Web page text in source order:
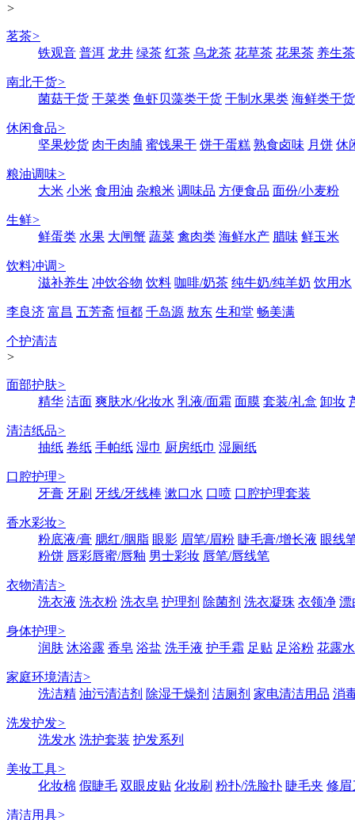
>
茗茶>
铁观音 普洱 龙井 绿茶 红茶 乌龙茶 花草茶 花果茶 养生茶
南北干货>
菌菇干货 干菜类 鱼虾贝藻类干货 干制水果类 海鲜类干货
休闲食品>
坚果炒货 肉干肉脯 蜜饯果干 饼干蛋糕 熟食卤味 月饼 休
粮油调味>
大米 小米 食用油 杂粮米 调味品 方便食品 面份/小麦粉
生鲜>
鲜蛋类 水果 大闸蟹 蔬菜 禽肉类 海鲜水产 腊味 鲜玉米
饮料冲调>
滋补养生 冲饮谷物 饮料 咖啡/奶茶 纯牛奶/纯羊奶 饮用水
李良济 富昌 五芳斋 恒都 千岛源 敖东 生和堂 畅美满
个护清洁
>
面部护肤>
精华 洁面 爽肤水/化妆水 乳液/面霜 面膜 套装/礼盒 卸妆
清洁纸品>
抽纸 卷纸 手帕纸 湿巾 厨房纸巾 湿厕纸
口腔护理>
牙膏 牙刷 牙线/牙线棒 漱口水 口喷 口腔护理套装
香水彩妆>
粉底液/膏 腮红/胭脂 眼影 眉笔/眉粉 睫毛膏/增长液 眼线
粉饼 唇彩唇蜜/唇釉 男士彩妆 唇笔/唇线笔
衣物清洁>
洗衣液 洗衣粉 洗衣皂 护理剂 除菌剂 洗衣凝珠 衣领净 漂
身体护理>
润肤 沐浴露 香皂 浴盐 洗手液 护手霜 足贴 足浴粉 花露水
家庭环境清洁>
洗洁精 油污清洁剂 除湿干燥剂 洁厕剂 家电清洁用品 消
洗发护发>
洗发水 洗护套装 护发系列
美妆工具>
化妆棉 假睫毛 双眼皮贴 化妆刷 粉扑/洗脸扑 睫毛夹 修眉
清洁用具>